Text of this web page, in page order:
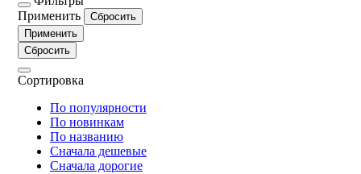
Применить
Сбросить
Применить
Сбросить
Сортировка
По популярности
По новинкам
По названию
Сначала дешевые
Сначала дорогие